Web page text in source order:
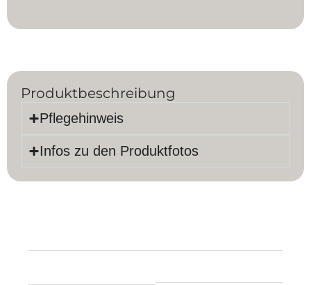
Produktbeschreibung
Pflegehinweis
Infos zu den Produktfotos
Länge:240 cm Farbe:Grau